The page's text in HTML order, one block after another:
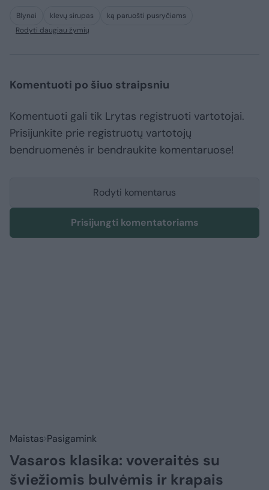
Blynai klevų sirupas
ką paruošti pusryčiams
Rodyti daugiau žymių
Komentuoti po šiuo straipsniu
Komentuoti gali tik Lrytas registruoti vartotojai.
Prisijunkite prie registruotų vartotojų
bendruomenės ir bendraukite komentaruose!
Rodyti komentarus
Prisijungti komentatoriams
Maistas Pasigamink
Vasaros klasika: voveraitės su
šviežiomis bulvėmis ir krapais